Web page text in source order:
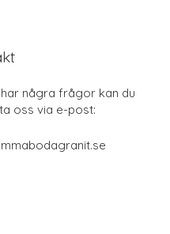
några frågor kan du
oss via e-post: